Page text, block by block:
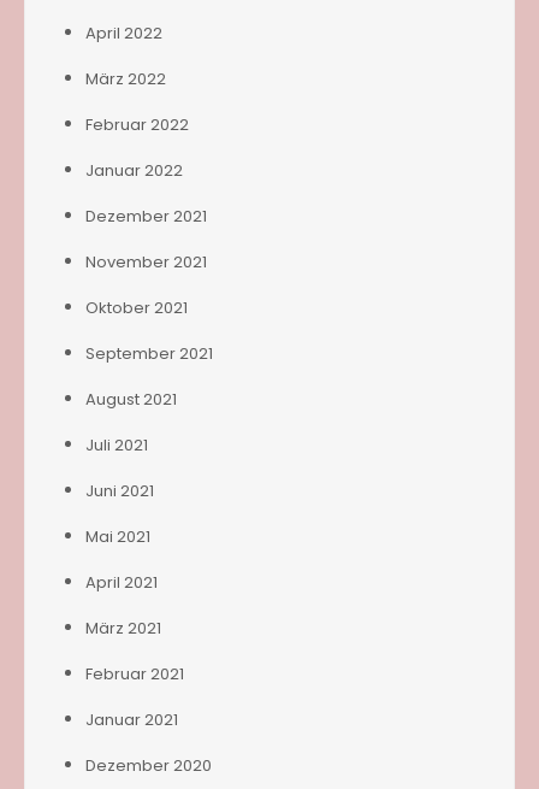
April 2022
März 2022
Februar 2022
Januar 2022
Dezember 2021
November 2021
Oktober 2021
September 2021
August 2021
Juli 2021
Juni 2021
Mai 2021
April 2021
März 2021
Februar 2021
Januar 2021
Dezember 2020